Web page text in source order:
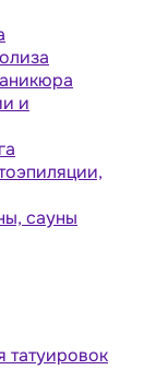
и
сауны
татуировок